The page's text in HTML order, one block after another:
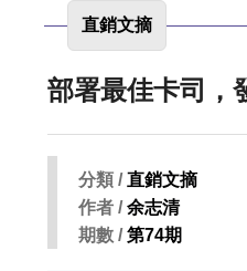
直銷文摘
部署最佳卡司，
分類 /直銷文摘
作者 /余志清
期數 /第74期